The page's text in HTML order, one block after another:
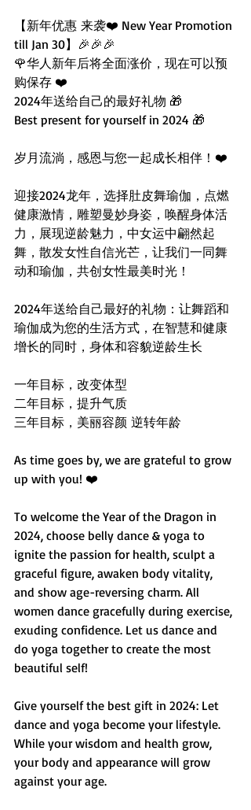
【新年优惠 来袭❤️ New Year Promotion
till Jan 30】🎉🎉🎉
🌹华人新年后将全面涨价，现在可以预
购保存 ❤️
2024年送给自己的最好礼物 🎁
Best present for yourself in 2024 🎁
岁月流淌，感恩与您一起成长相伴！❤️
迎接2024龙年，选择肚皮舞瑜伽，点燃
健康激情，雕塑曼妙身姿，唤醒身体活
力，展现逆龄魅力，中女运中翩然起
舞，散发女性自信光芒，让我们一同舞
动和瑜伽，共创女性最美时光！
2024年送给自己最好的礼物：让舞蹈和
瑜伽成为您的生活方式，在智慧和健康
增长的同时，身体和容貌逆龄生长
一年目标，改变体型
二年目标，提升气质
三年目标，美丽容颜 逆转年龄
As time goes by, we are grateful to grow
up with you! ❤️
To welcome the Year of the Dragon in
2024, choose belly dance & yoga to
ignite the passion for health, sculpt a
graceful figure, awaken body vitality,
and show age-reversing charm. All
women dance gracefully during exercise,
exuding confidence. Let us dance and
do yoga together to create the most
beautiful self!
Give yourself the best gift in 2024: Let
dance and yoga become your lifestyle.
While your wisdom and health grow,
your body and appearance will grow
against your age.